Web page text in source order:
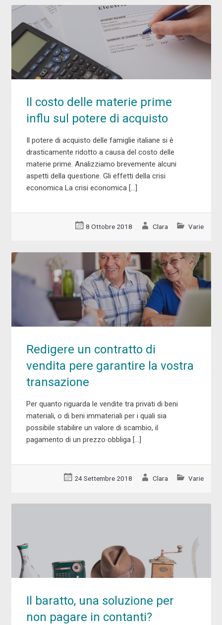
Il costo delle materie prime
influ sul potere di acquisto
Il potere di acquisto delle famiglie italiane si è
drasticamente ridotto a causa del costo delle
materie prime. Analizziamo brevemente alcuni
aspetti della questione. Gli effetti della crisi
economica La crisi economica […]
8 Ottobre 2018 Clara Varie
Redigere un contratto di
vendita pere garantire la vostra
transazione
Per quanto riguarda le vendite tra privati di beni
materiali, o di beni immateriali per i quali sia
possibile stabilire un valore di scambio, il
pagamento di un prezzo obbliga […]
24 Settembre 2018 Clara Varie
Il baratto, una soluzione per
non pagare in contanti?